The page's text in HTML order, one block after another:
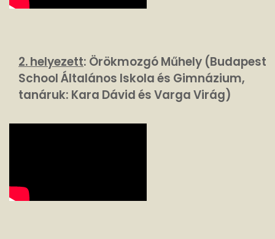
2. helyezett: Örökmozgó Műhely (Budapest
School Általános Iskola és Gimnázium,
tanáruk: Kara Dávid és Varga Virág)